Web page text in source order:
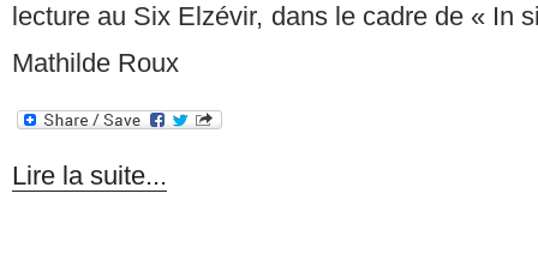
lecture au Six Elzévir, dans le cadre de « In
Mathilde Roux
Lire la suite...